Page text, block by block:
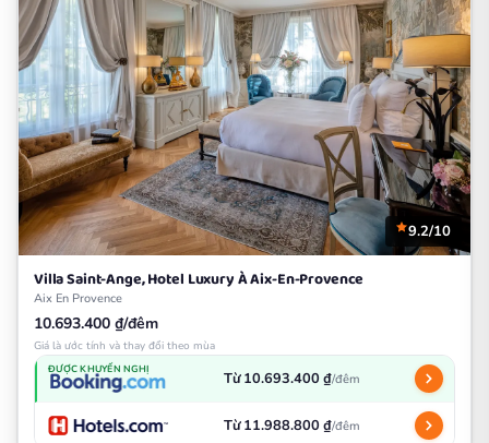
9.2/10
Villa Saint-Ange, Hotel Luxury À Aix-En-Provence
Aix En Provence
10.693.400 ₫/đêm
Giá là ước tính và thay đổi theo mùa
ĐƯỢC KHUYẾN NGHỊ Từ 10.693.400 ₫/đêm
Từ 11.988.800 ₫/đêm